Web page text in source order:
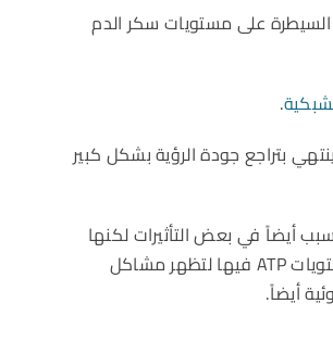
على مستويات سكر الدم
.
بتراجع جودة الرؤية بشكل كبير
أيضاً في بعض التأثيرات لكنها
أقل حدة من ارتفاعه، إذ تتأثر خلايا العين بانخفاض مستويات الجلوكوز وبالتالي انخفاض مستويات ATP فيها لتظهر مشاكل
أيضاً.